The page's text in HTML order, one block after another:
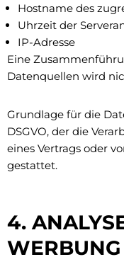
Hostname des
Uhrzeit der
IP-Adresse
Eine
Datenquellen wird
Grundlage für die
DSGVO, der die
eines Vertrags oder
gestattet.
4.
WERBUNG